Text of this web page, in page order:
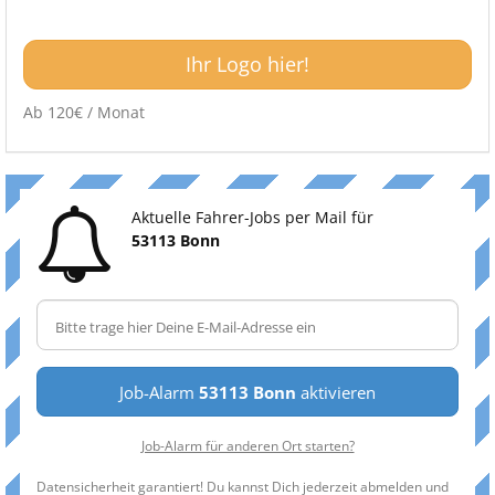
Ihr Logo hier!
Ab 120€ / Monat
Aktuelle Fahrer-Jobs per Mail für
53113 Bonn
Job-Alarm 53113 Bonn aktivieren
Job-Alarm für anderen Ort starten?
Datensicherheit garantiert! Du kannst Dich jederzeit abmelden und